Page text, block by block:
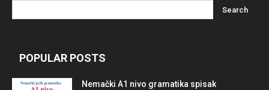
POPULAR POSTS
Nemački A1 nivo gramatika spisak